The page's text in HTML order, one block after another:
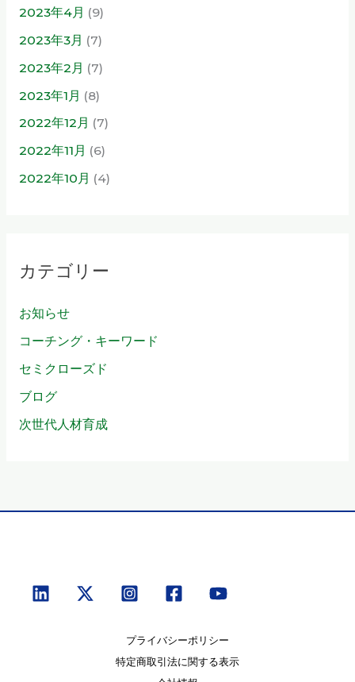
2023年4月 (9)
2023年3月 (7)
2023年2月 (7)
2023年1月 (8)
2022年12月 (7)
2022年11月 (6)
2022年10月 (4)
カテゴリー
お知らせ
コーチング・キーワード
セミクローズド
ブログ
次世代人材育成
プライバシーポリシー
特定商取引法に関する表示